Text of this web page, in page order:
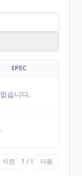
SPEC
습니다.
이전 1 / 1 다음